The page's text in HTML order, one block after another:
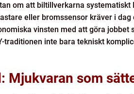
om att biltillverkarna
eller bromssensor kräver i
vinsten med att göra
inte bara tekniskt
Mjukvaran som